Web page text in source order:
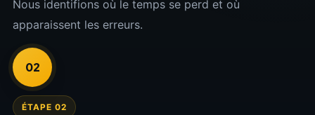
Nous identifions où le temps se perd et où
apparaissent les erreurs.
02
ÉTAPE 02